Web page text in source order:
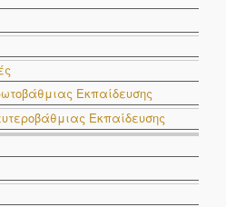
Εκπαίδευσης
Εκπαίδευσης